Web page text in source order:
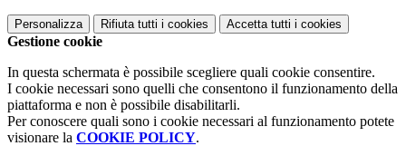
Personalizza Rifiuta tutti i cookies Accetta tutti i cookies
Gestione cookie
In questa schermata è possibile scegliere quali cookie consentire.
I cookie necessari sono quelli che consentono il funzionamento della
piattaforma e non è possibile disabilitarli.
Per conoscere quali sono i cookie necessari al funzionamento potete
visionare la COOKIE POLICY.